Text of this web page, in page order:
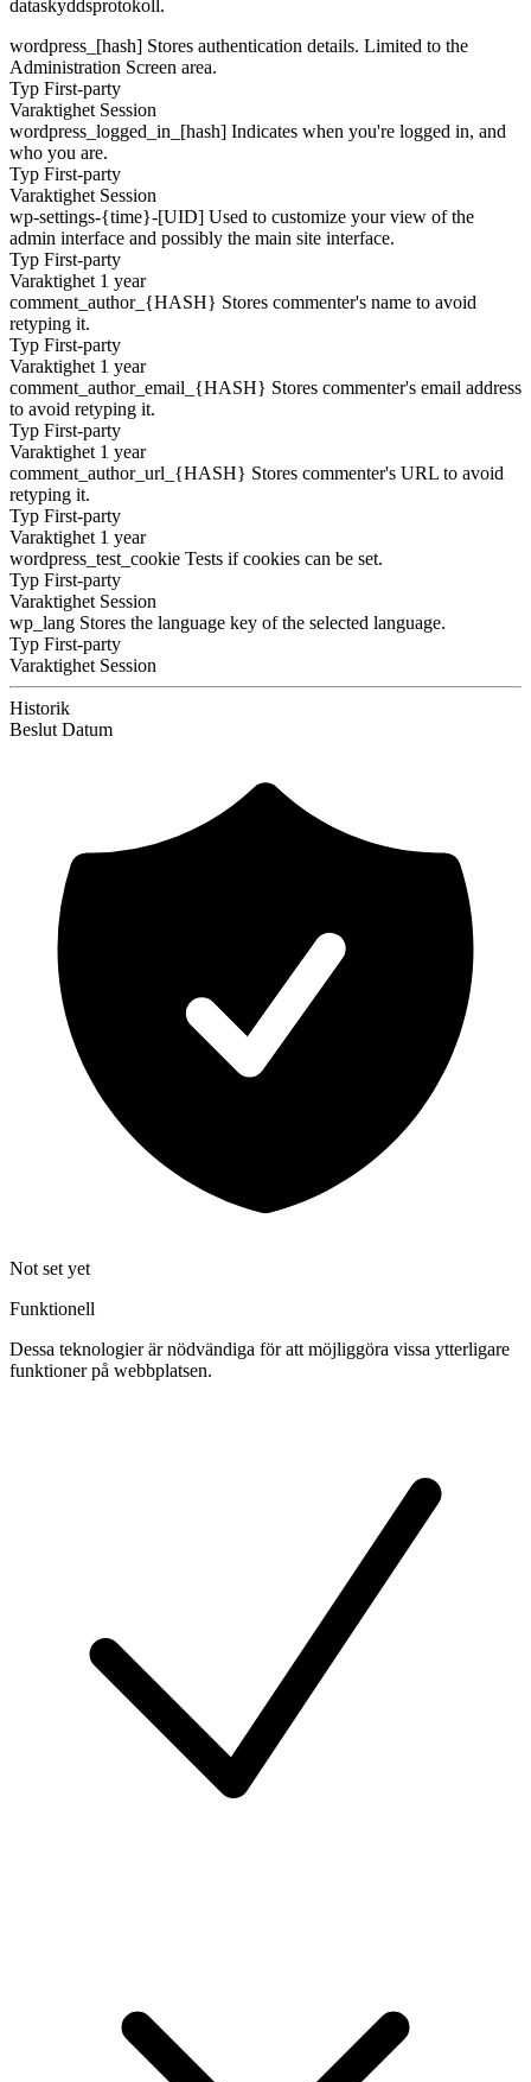
dataskyddsprotokoll.
wordpress_[hash] Stores authentication details. Limited to the
Administration Screen area.
Typ First-party
Varaktighet Session
wordpress_logged_in_[hash] Indicates when you're logged in, and
who you are.
Typ First-party
Varaktighet Session
wp-settings-{time}-[UID] Used to customize your view of the
admin interface and possibly the main site interface.
Typ First-party
Varaktighet 1 year
comment_author_{HASH} Stores commenter's name to avoid
retyping it.
Typ First-party
Varaktighet 1 year
comment_author_email_{HASH} Stores commenter's email address
to avoid retyping it.
Typ First-party
Varaktighet 1 year
comment_author_url_{HASH} Stores commenter's URL to avoid
retyping it.
Typ First-party
Varaktighet 1 year
wordpress_test_cookie Tests if cookies can be set.
Typ First-party
Varaktighet Session
wp_lang Stores the language key of the selected language.
Typ First-party
Varaktighet Session
Historik
Beslut Datum
Not set yet
Funktionell
Dessa teknologier är nödvändiga för att möjliggöra vissa ytterligare
funktioner på webbplatsen.